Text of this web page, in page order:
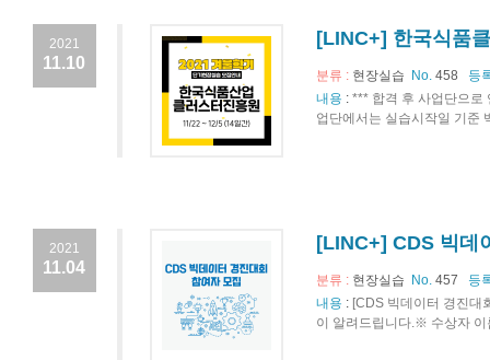
2021
11.10
[LINC+] 한국식품
분류 : 현장실습 No. 458
등
내용 : *** 합격 후 사업단으로
업단에서는 실습시작일 기준
2021
11.04
[LINC+] CDS 빅데
분류 : 현장실습 No. 457
등
내용 : [CDS 빅데이터 경진대
이 알려드립니다.※ 수상자